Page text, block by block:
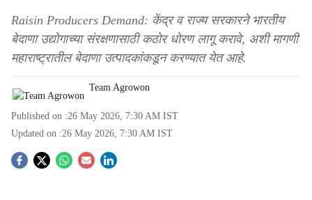
Raisin Producers Demand: केंद्र व राज्य सरकारने भारतीय
बेदाणा उद्योगाच्या संरक्षणासाठी कठोर धोरण लागू करावे, अशी मागणी
महाराष्ट्रातील बेदाणा उत्पादकांकडून करण्यात येत आहे.
Team Agrowon
Published on :26 May 2026, 7:30 AM IST
Updated on :26 May 2026, 7:30 AM IST
S